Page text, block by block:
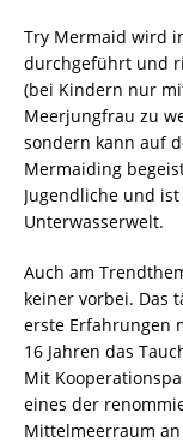
Try Mermaid wird
durchgeführt und
(bei Kindern nur
Meerjungfrau zu
sondern kann auf
Mermaiding
Jugendliche und
Unterwasserwelt.
Auch am
keiner vorbei. Das
erste Erfahrungen
16 Jahren das
Mit
eines der
Mittelmeerraum